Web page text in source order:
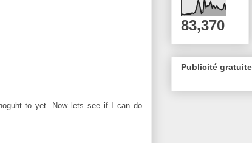
to yet. Now lets see if I can do
83,370
Publicité gratuite